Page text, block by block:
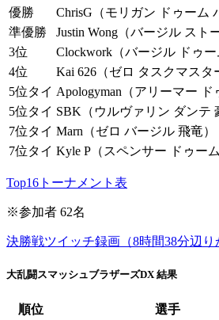
優勝
ChrisG（モリガン ドゥーム
準優勝
Justin Wong（バージル スト
3位
Clockwork（バージル ドゥー
4位
Kai 626（ゼロ タスクマスタ
5位タイ Apologyman（アリーマー ド
5位タイ SBK（ウルヴァリン ダンテ
7位タイ Marn（ゼロ バージル 飛竜）
7位タイ Kyle P（スペンサー ドゥー
Top16トーナメント表
※参加者 62名
決勝戦ツイッチ録画（8時間38分辺り
大乱闘スマッシュブラザーズDX 結果
順位 選手